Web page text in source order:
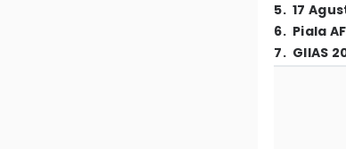
5. 17
6. Piala
7. GIIAS